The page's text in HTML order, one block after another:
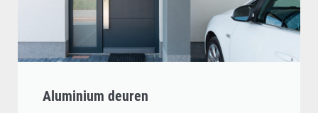
Aluminium deuren